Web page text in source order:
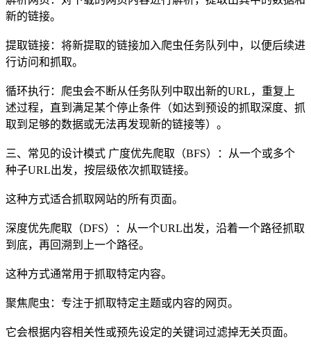
新的链接。
提取链接：将新提取的链接加入爬虫任务队列中，以便后续进
行访问和抓取。
循环执行：爬虫会不断从任务队列中取出新的URL，重复上
述过程，直到满足某个停止条件（如达到预设的抓取深度、抓
取到足够的数据或无法再发现新的链接等）。
三、常见的设计模式 广度优先爬取（BFS）：从一个或多个
种子URL出发，按层级依次抓取链接。
这种方式适合抓取网站的所有页面。
深度优先爬取（DFS）：从一个URL出发，沿着一个路径抓取
到底，再回溯到上一个路径。
这种方式通常用于抓取特定内容。
聚焦爬虫：专注于抓取特定主题或内容的网页。
它会根据内容相关性或预先设定的关键词过滤掉无关页面。